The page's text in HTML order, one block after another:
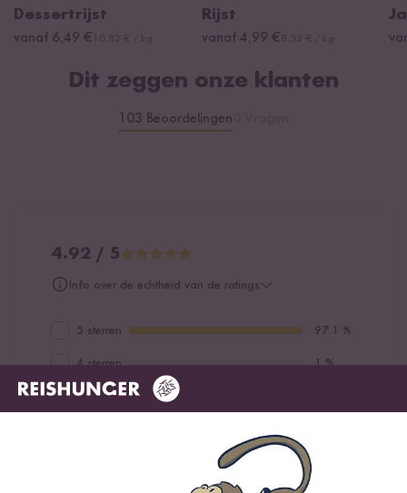
Dessertrijst
vanaf 6,49 €
Rijst
vanaf 4,99 €
Dit zeggen onze klanten
103 Beoordelingen
4.92 / 5
Info over de echtheid van de ratings
5 sterren 97.1 %
4 sterren 1 %
3 sterren